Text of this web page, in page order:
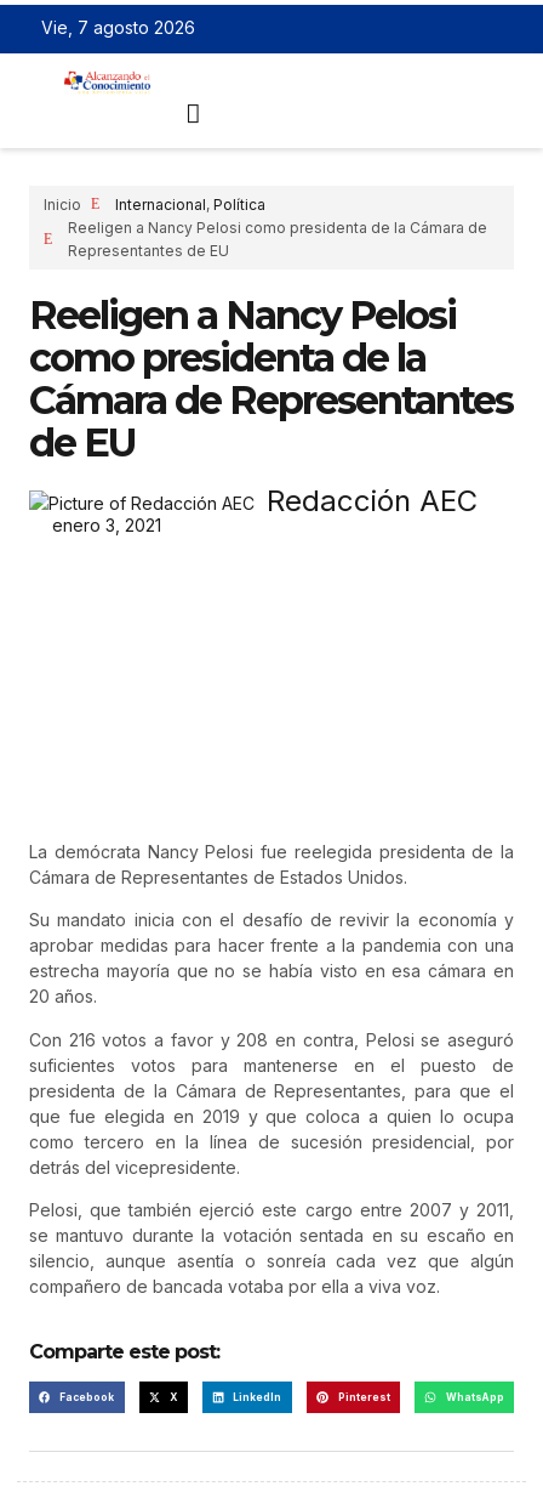
Vie, 7 agosto 2026
Inicio Internacional, Política
Reeligen a Nancy Pelosi como presidenta de la Cámara de
Representantes de EU
Reeligen a Nancy Pelosi
como presidenta de la
Cámara de Representantes
de EU
Redacción AEC
enero 3, 2021
La demócrata Nancy Pelosi fue reelegida presidenta de la
Cámara de Representantes de Estados Unidos.
Su mandato inicia con el desafío de revivir la economía y
aprobar medidas para hacer frente a la pandemia con una
estrecha mayoría que no se había visto en esa cámara en
20 años.
Con 216 votos a favor y 208 en contra, Pelosi se aseguró
suficientes votos para mantenerse en el puesto de
presidenta de la Cámara de Representantes, para que el
que fue elegida en 2019 y que coloca a quien lo ocupa
como tercero en la línea de sucesión presidencial, por
detrás del vicepresidente.
Pelosi, que también ejerció este cargo entre 2007 y 2011,
se mantuvo durante la votación sentada en su escaño en
silencio, aunque asentía o sonreía cada vez que algún
compañero de bancada votaba por ella a viva voz.
Comparte este post:
Facebook X LinkedIn Pinterest WhatsApp